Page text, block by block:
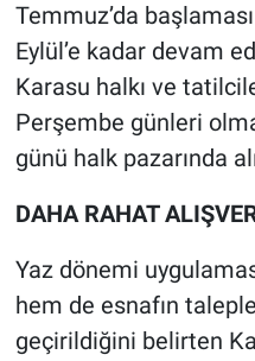
Temmuz’da
Eylül’e kadar devam
Karasu halkı ve
Perşembe günleri
günü halk pazarında
DAHA RAHAT
Yaz dönemi
hem de esnafın
geçirildiğini belirten